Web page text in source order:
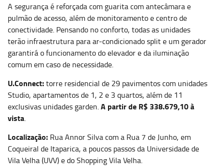
A segurança é reforçada com guarita com antecâmara e
pulmão de acesso, além de monitoramento e centro de
conectividade. Pensando no conforto, todas as unidades
terão infraestrutura para ar-condicionado split e um gerador
garantirá o funcionamento do elevador e da iluminação
comum em caso de necessidade.
U.Connect:torre residencial de 29 pavimentos com unidades
Studio, apartamentos de 1, 2 e 3 quartos, além de 11
exclusivas unidades garden.A partir de R$ 338.679,10 à
vista.
Localização: Rua Annor Silva com a Rua 7 de Junho, em
Coqueiral de Itaparica, a poucos passos da Universidade de
Vila Velha (UVV) e do Shopping Vila Velha.